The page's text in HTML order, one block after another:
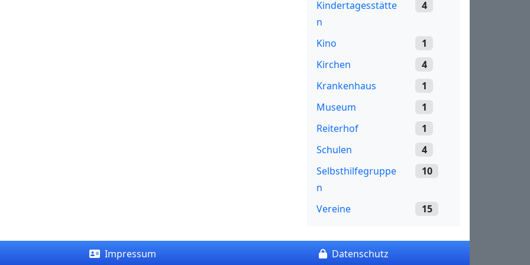
Kindertagesstätte
n
4
Kino
1
Kirchen
4
Krankenhaus
1
Museum
1
Reiterhof
1
Schulen
4
Selbsthilfegruppe
n
10
Vereine 15
Impressum Datenschutz